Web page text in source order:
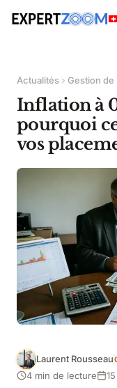
Actualités Gestion de
Inflation à
pourquoi
vos
Laurent Rousseau
4 min de lecture